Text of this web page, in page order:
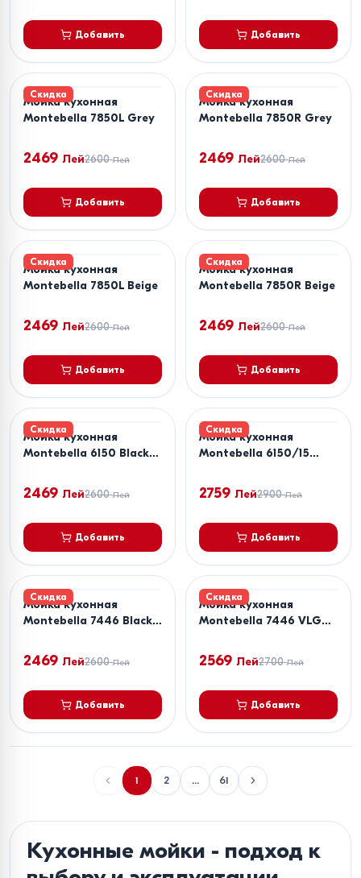
Добавить Добавить
Скидка
Мойка кухонная
Montebella 7850L Grey
2469 Лей2600 Лей
Добавить
Скидка
Мойка кухонная
Montebella 7850R Grey
2469 Лей2600 Лей
Добавить
Скидка
Мойка кухонная
Montebella 7850L Beige
2469 Лей2600 Лей
Добавить
Скидка
Мойка кухонная
Montebella 7850R Beige
2469 Лей2600 Лей
Добавить
Скидка
Мойка кухонная
Montebella 6150 Black
2469 Лей2600 Лей
Добавить
Скидка
Мойка кухонная
Montebella 6150/15
2759 Лей2900 Лей
Добавить
Скидка
Мойка кухонная
Montebella 7446 Black
2469 Лей2600 Лей
Добавить
Скидка
Мойка кухонная
Montebella 7446 VLG
2569 Лей2700 Лей
Добавить
1 2 ... 61
Кухонные мойки - подход к